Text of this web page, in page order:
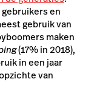
en
gebruik van
maken
(17% in 2018),
in een jaar
van